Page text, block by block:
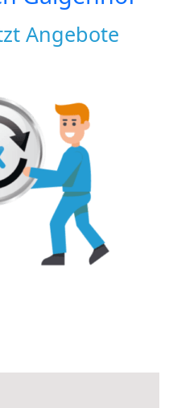
Angebote